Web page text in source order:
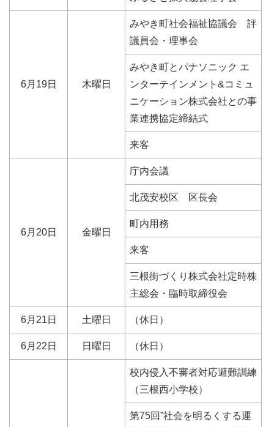
6月19日 木曜日
みやき町社会福祉協議会 評
議員会・理事会
みやき町とパナソニック エ
ンターテインメント&コミュ
ニケーション株式会社との事
業連携協定締結式
来客
6月20日 金曜日
庁内会議
北茂安校区 区長会
町内用務
来客
三根街づくり株式会社定時株
主総会・臨時取締役会
6月21日 土曜日 （休日）
6月22日 日曜日 （休日）
校内侵入不審者対応避難訓練
（三根西小学校）
第75回”社会を明るくする運